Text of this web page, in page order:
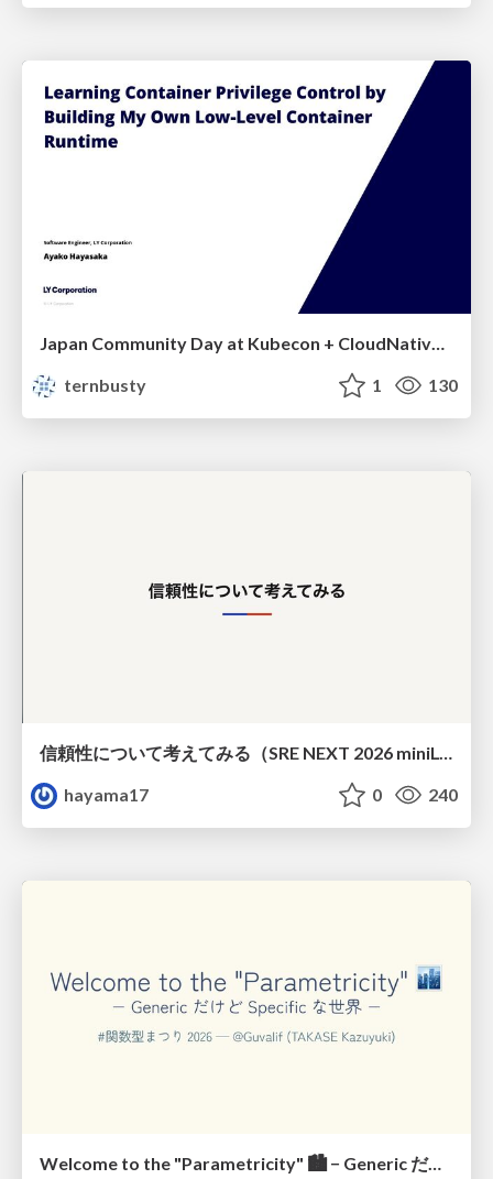
Japan Community Day at Kubecon + CloudNativeCon Japan 2026: Learning Container Privilege Control by Building My Own Low-Level Container Runtime
ternbusty
1 130
信頼性について考えてみる（SRE NEXT 2026 miniLT）
hayama17
0 240
Welcome to the "Parametricity" 🏙️ − Generic だけど Specific な世界 −